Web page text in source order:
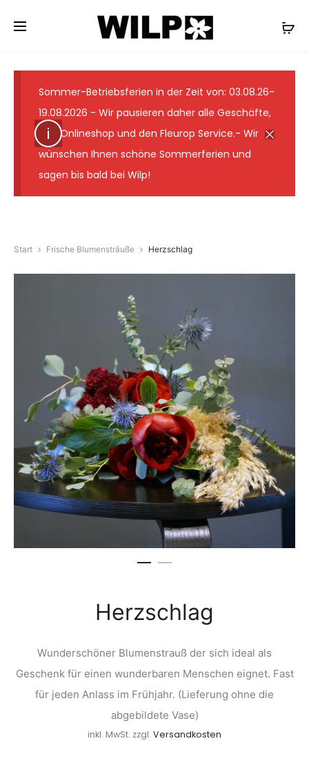
✓ Lieferung wie abgebildet ✓ Floristmeister seit 1931
✓ Günstige Versandkosten ✓ 7-Tage-
Sommer-Betriebsferien in der Zeit von: 03.08.26-
19.08.2026 - Wir pausieren daher alle Geschäfte,
den Onlineshop und den Fleurop Service.- Wir
wünschen Ihnen schöne Sommerferien und
sagen bis bald bei Wilp!
Start Frische Blumensträuße Herzschlag
Herzschlag
Wunderschöner Blumenstrauß der sich ideal als
Geschenk für einen wunderbaren Menschen eignet. Fast
für jeden Anlass im Frühjahr. (Lieferung ohne die
abgebildete Vase)
inkl. MwSt. zzgl. Versandkosten